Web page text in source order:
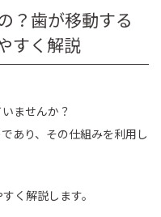
？歯が移動する
すく解説
ませんか？
あり、その仕組みを利用し
く解説します。